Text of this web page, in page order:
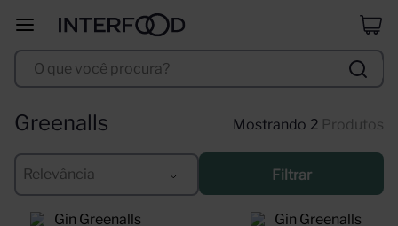
O que você procura?
Greenalls 2 Produtos
Relevância Filtrar
º duff
corpus astral
10ºselección